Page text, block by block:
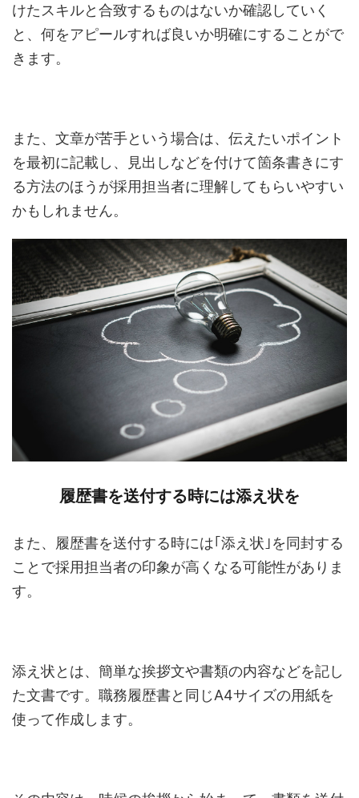
けたスキルと合致するものはないか確認していく
と、何をアピールすれば良いか明確にすることがで
きます。
また、文章が苦手という場合は、伝えたいポイント
を最初に記載し、見出しなどを付けて箇条書きにす
る方法のほうが採用担当者に理解してもらいやすい
かもしれません。
履歴書を送付する時には添え状を
また、履歴書を送付する時には｢添え状｣を同封する
ことで採用担当者の印象が高くなる可能性がありま
す。
添え状とは、簡単な挨拶文や書類の内容などを記し
た文書です。職務履歴書と同じA4サイズの用紙を
使って作成します。